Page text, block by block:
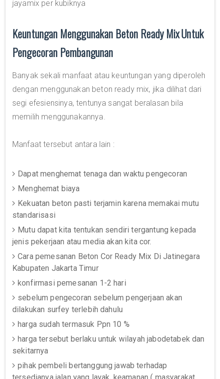
jayamix per kubiknya
Keuntungan Menggunakan Beton Ready Mix Untuk
Pengecoran Pembangunan
Banyak sekali manfaat atau keuntungan yang diperoleh
dengan menggunakan beton ready mix, jika dilihat dari
segi efesiensinya, tentunya sangat beralasan bila
memilih menggunakannya.
Manfaat tersebut antara lain :
Dapat menghemat tenaga dan waktu pengecoran
Menghemat biaya
Kekuatan beton pasti terjamin karena memakai mutu
standarisasi
Mutu dapat kita tentukan sendiri tergantung kepada
jenis pekerjaan atau media akan kita cor.
Cara pemesanan Beton Cor Ready Mix Di Jatinegara
Kabupaten Jakarta Timur
konfirmasi pemesanan 1-2 hari
sebelum pengecoran sebelum pengerjaan akan
dilakukan surfey terlebih dahulu
harga sudah termasuk Ppn 10 %
harga tersebut berlaku untuk wilayah jabodetabek dan
sekitarnya
pihak pembeli bertanggung jawab terhadap